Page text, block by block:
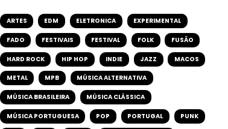
ARTES EDM ELETRONICA EXPERIMENTAL
FADO FESTIVAIS FESTIVAL FOLK FUSÃO
HARD ROCK HIP HOP INDIE JAZZ MACOS
METAL MPB MÚSICA ALTERNATIVA
MÚSICA BRASILEIRA MÚSICA CLÁSSICA
MÚSICA PORTUGUESA POP PORTUGAL PUNK